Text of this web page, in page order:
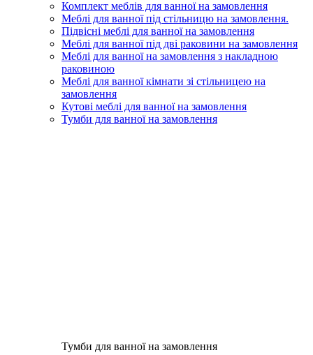
Комплект меблів для ванної на замовлення
Меблі для ванної під стільницю на замовлення.
Підвісні меблі для ванної на замовлення
Меблі для ванної під дві раковини на замовлення
Меблі для ванної на замовлення з накладною
раковиною
Меблі для ванної кімнати зі стільницею на
замовлення
Кутові меблі для ванної на замовлення
Тумби для ванної на замовлення
Тумби для ванної на замовлення